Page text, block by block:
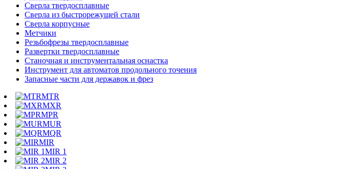
Сверла твердосплавные
Сверла из быстрорежущей стали
Сверла корпусные
Метчики
Резьбофрезы твердосплавные
Развертки твердосплавные
Станочная и инструментальная оснастка
Инструмент для автоматов продольного точения
Запасные части для державок и фрез
MTR
MXR
MPR
MUR
MQR
MIR
MIR 1
MIR 2